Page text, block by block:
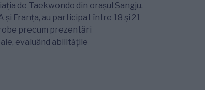
de Taekwondo din orașul Sangju.
și Franța, au participat între 18 și 21
precum prezentări
evaluând abilitățile